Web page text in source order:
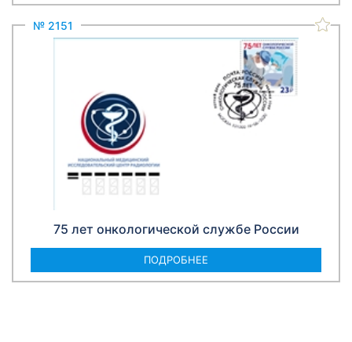
№ 2151
75 лет онкологической службе России
ПОДРОБНЕЕ